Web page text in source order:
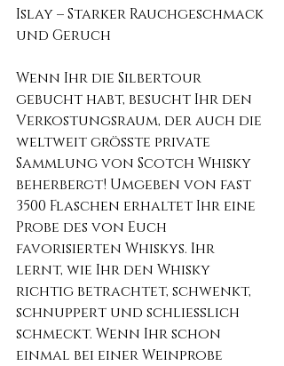
Islay – Starker Rauchgeschmack
und Geruch
Wenn Ihr die Silbertour
gebucht habt, besucht Ihr den
Verkostungsraum, der auch die
weltweit größte private
Sammlung von Scotch Whisky
beherbergt! Umgeben von fast
3500 Flaschen erhaltet Ihr eine
Probe des von Euch
favorisierten Whiskys. Ihr
lernt, wie Ihr den Whisky
richtig betrachtet, schwenkt,
schnuppert und schließlich
schmeckt. Wenn Ihr schon
einmal bei einer Weinprobe